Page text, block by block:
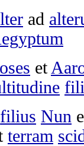
ad
et
filius Nun
terram